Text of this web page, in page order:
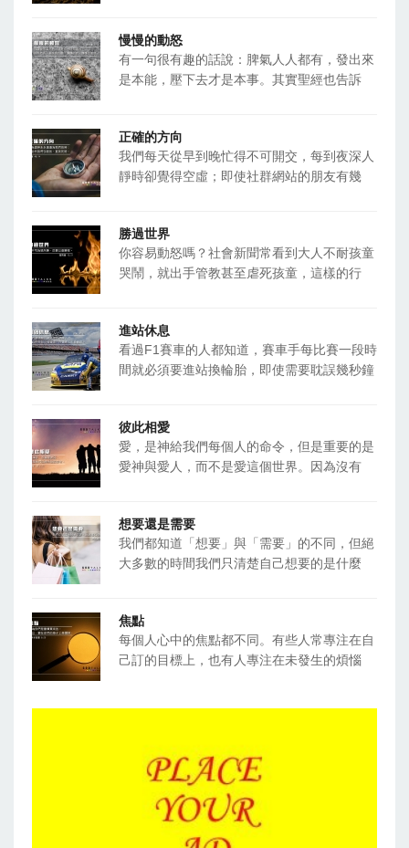
慢慢的動怒
有一句很有趣的話說：脾氣人人都有，發出來
是本能，壓下去才是本事。其實聖經也告訴
正確的方向
我們每天從早到晚忙得不可開交，每到夜深人
靜時卻覺得空虛；即使社群網站的朋友有幾
勝過世界
你容易動怒嗎？社會新聞常看到大人不耐孩童
哭鬧，就出手管教甚至虐死孩童，這樣的行
進站休息
看過F1賽車的人都知道，賽車手每比賽一段時
間就必須要進站換輪胎，即使需要耽誤幾秒鐘
彼此相愛
愛，是神給我們每個人的命令，但是重要的是
愛神與愛人，而不是愛這個世界。因為沒有
想要還是需要
我們都知道「想要」與「需要」的不同，但絕
大多數的時間我們只清楚自己想要的是什麼
焦點
每個人心中的焦點都不同。有些人常專注在自
己訂的目標上，也有人專注在未發生的煩惱